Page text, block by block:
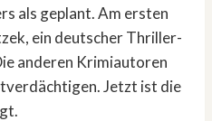
als geplant. Am ersten
ein deutscher Thriller-
anderen Krimiautoren
Jetzt ist die